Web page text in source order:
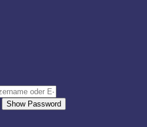
Show Password